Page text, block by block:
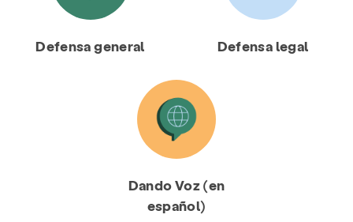
Defensa general Defensa legal
Dando Voz (en
español)